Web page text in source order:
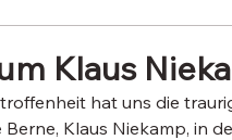
Klaus
hat uns die
Berne, Klaus Niekamp, in